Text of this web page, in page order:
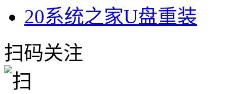
20系统之家U盘重装
扫码关注